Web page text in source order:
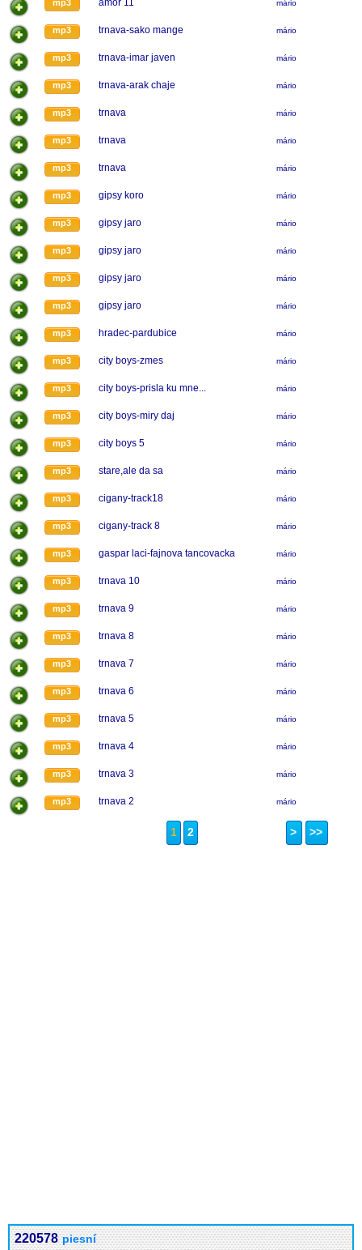
mp3 amor 11 mário
mp3 trnava-sako mange mário
mp3 trnava-imar javen mário
mp3 trnava-arak chaje mário
mp3 trnava mário
mp3 trnava mário
mp3 trnava mário
mp3 gipsy koro mário
mp3 gipsy jaro mário
mp3 gipsy jaro mário
mp3 gipsy jaro mário
mp3 gipsy jaro mário
mp3 hradec-pardubice mário
mp3 city boys-zmes mário
mp3 city boys-prisla ku mne... mário
mp3 city boys-miry daj mário
mp3 city boys 5 mário
mp3 stare,ale da sa mário
mp3 cigany-track18 mário
mp3 cigany-track 8 mário
mp3 gaspar laci-fajnova tancovacka mário
mp3 trnava 10 mário
mp3 trnava 9 mário
mp3 trnava 8 mário
mp3 trnava 7 mário
mp3 trnava 6 mário
mp3 trnava 5 mário
mp3 trnava 4 mário
mp3 trnava 3 mário
mp3 trnava 2 mário
1 2 > >>
220578 piesní